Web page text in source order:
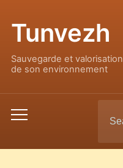
Tunvezh
Sauvegarde et
de son environnement
Toggle
menu
for: